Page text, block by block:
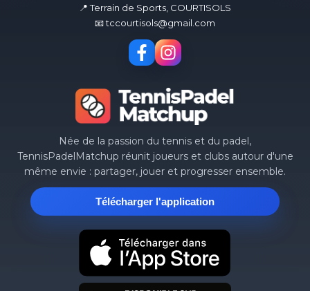
📍 Terrain de Sports, COURTISOLS
📧 tccourtisols@gmail.com
Née de la passion du tennis et du padel,
TennisPadelMatchup réunit joueurs et clubs autour d'une
même envie : partager, jouer et progresser ensemble.
Télécharger l'application